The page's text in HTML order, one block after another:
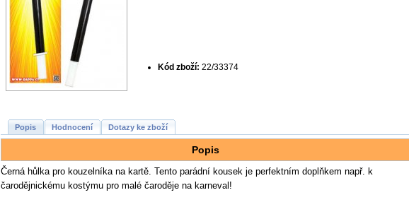
Kód zboží: 22/33374
Popis Hodnocení Dotazy ke zboží
Popis
Černá hůlka pro kouzelníka na kartě. Tento parádní kousek je perfektním doplňkem např. k
čarodějnickému kostýmu pro malé čaroděje na karneval!